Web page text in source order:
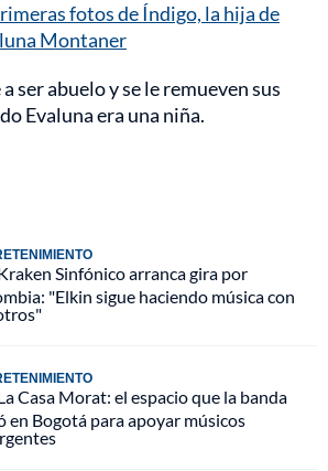
fotos de Índigo, la hija de
Montaner
ser abuelo y se le remueven sus
Evaluna era una niña.
Sinfónico arranca gira por
"Elkin sigue haciendo música con
Casa Morat: el espacio que la banda
en Bogotá para apoyar músicos